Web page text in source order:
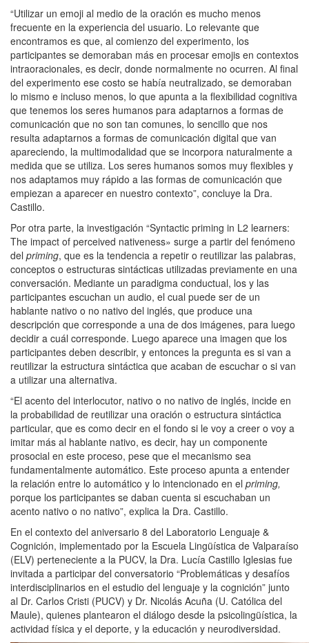
“Utilizar un emoji al medio de la oración es mucho menos
frecuente en la experiencia del usuario. Lo relevante que
encontramos es que, al comienzo del experimento, los
participantes se demoraban más en procesar emojis en contextos
intraoracionales, es decir, donde normalmente no ocurren. Al final
del experimento ese costo se había neutralizado, se demoraban
lo mismo e incluso menos, lo que apunta a la flexibilidad cognitiva
que tenemos los seres humanos para adaptarnos a formas de
comunicación que no son tan comunes, lo sencillo que nos
resulta adaptarnos a formas de comunicación digital que van
apareciendo, la multimodalidad que se incorpora naturalmente a
medida que se utiliza. Los seres humanos somos muy flexibles y
nos adaptamos muy rápido a las formas de comunicación que
empiezan a aparecer en nuestro contexto”, concluye la Dra.
Castillo.
Por otra parte, la investigación “Syntactic priming in L2 learners:
The impact of perceived nativeness» surge a partir del fenómeno
del priming, que es la tendencia a repetir o reutilizar las palabras,
conceptos o estructuras sintácticas utilizadas previamente en una
conversación. Mediante un paradigma conductual, los y las
participantes escuchan un audio, el cual puede ser de un
hablante nativo o no nativo del inglés, que produce una
descripción que corresponde a una de dos imágenes, para luego
decidir a cuál corresponde. Luego aparece una imagen que los
participantes deben describir, y entonces la pregunta es si van a
reutilizar la estructura sintáctica que acaban de escuchar o si van
a utilizar una alternativa.
“El acento del interlocutor, nativo o no nativo de inglés, incide en
la probabilidad de reutilizar una oración o estructura sintáctica
particular, que es como decir en el fondo si le voy a creer o voy a
imitar más al hablante nativo, es decir, hay un componente
prosocial en este proceso, pese que el mecanismo sea
fundamentalmente automático. Este proceso apunta a entender
la relación entre lo automático y lo intencionado en el priming,
porque los participantes se daban cuenta si escuchaban un
acento nativo o no nativo”, explica la Dra. Castillo.
En el contexto del aniversario 8 del Laboratorio Lenguaje &
Cognición, implementado por la Escuela Lingüística de Valparaíso
(ELV) perteneciente a la PUCV, la Dra. Lucía Castillo Iglesias fue
invitada a participar del conversatorio “Problemáticas y desafíos
interdisciplinarios en el estudio del lenguaje y la cognición” junto
al Dr. Carlos Cristi (PUCV) y Dr. Nicolás Acuña (U. Católica del
Maule), quienes plantearon el diálogo desde la psicolingüística, la
actividad física y el deporte, y la educación y neurodiversidad.